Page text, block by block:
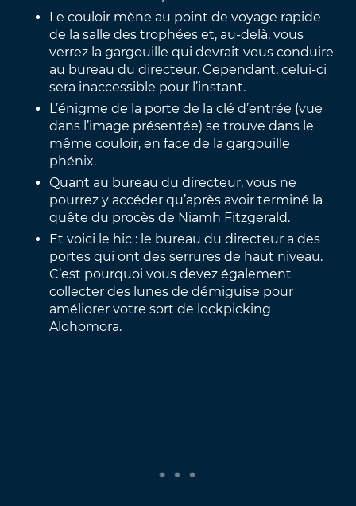
Le couloir mène au point de voyage rapide
de la salle des trophées et, au-delà, vous
verrez la gargouille qui devrait vous conduire
au bureau du directeur. Cependant, celui-ci
sera inaccessible pour l’instant.
L’énigme de la porte de la clé d’entrée (vue
dans l’image présentée) se trouve dans le
même couloir, en face de la gargouille
phénix.
Quant au bureau du directeur, vous ne
pourrez y accéder qu’après avoir terminé la
quête du procès de Niamh Fitzgerald.
Et voici le hic : le bureau du directeur a des
portes qui ont des serrures de haut niveau.
C’est pourquoi vous devez également
collecter des lunes de démiguise pour
améliorer votre sort de lockpicking
Alohomora.